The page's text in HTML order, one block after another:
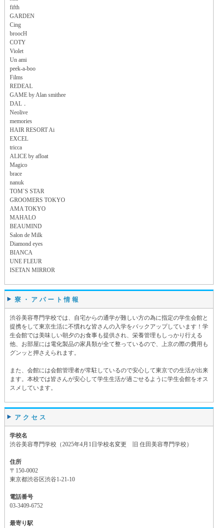
fifth
GARDEN
Cing
broocH
COTY
Violet
Un ami
peek-a-boo
Films
REDEAL
GAME by Alan smithee
DAL．
Neolive
memories
HAIR RESORT Ai
EXCEL
tricca
ALICE by afloat
Magico
brace
nanuk
TOM`S STAR
GROOMERS TOKYO
AMA TOKYO
MAHALO
BEAUMIND
Salon de Milk
Diamond eyes
BIANCA
UNE FLEUR
ISETAN MIRROR
寮・アパート情報
渋谷美容専門学校では、自宅からの通学が難しい方の為に指定の学生会館と
提携をして東京生活に不慣れな皆さんの入学をバックアップしています！学
生会館では美味しい朝夕のお食事も提供され、栄養管理もしっかり行える
他、お部屋には電化製品の家具類が全て整っているので、上京の際の費用も
グンッと押さえられます。
また、会館には会館管理者が常駐しているので安心して東京での生活が出来
ます。本校では皆さんが安心して学生生活が過ごせるように学生会館をオス
スメしています。
アクセス
学校名
渋谷美容専門学校（2025年4月1日学校名変更 旧 住田美容専門学校）
住所
〒150-0002
東京都渋谷区渋谷1-21-10
電話番号
03-3409-6752
最寄り駅